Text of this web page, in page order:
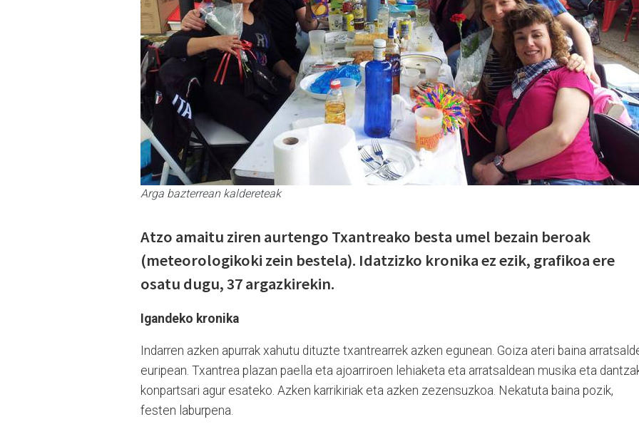
Arga bazterrean kaldereteak
Atzo amaitu ziren aurtengo Txantreako besta umel bezain beroak
(meteorologikoki zein bestela). Idatzizko kronika ez ezik, grafikoa ere
osatu dugu, 37 argazkirekin.
Igandeko kronika
Indarren azken apurrak xahutu dituzte txantrearrek azken egunean. Goiza ateri baina
euripean. Txantrea plazan paella eta ajoarriroen lehiaketa eta arratsaldean musika eta
konpartsari agur esateko. Azken karrikiriak eta azken zezensuzkoa. Nekatuta baina pozik,
festen laburpena.